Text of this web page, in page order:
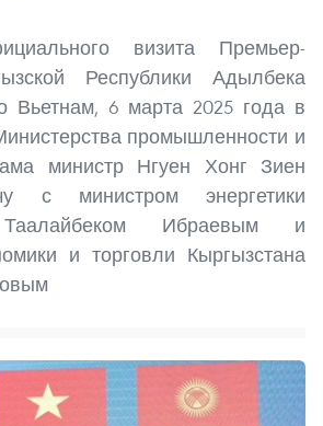
визита Премьер-
Республики Адылбека
Вьетнам, 6 марта 2025 года в
промышленности и
министр Нгуен Хонг Зиен
с министром энергетики
Таалайбеком Ибраевым и
и торговли Кыргызстана